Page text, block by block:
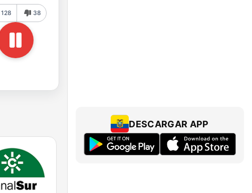
128 38
DESCARGAR APP